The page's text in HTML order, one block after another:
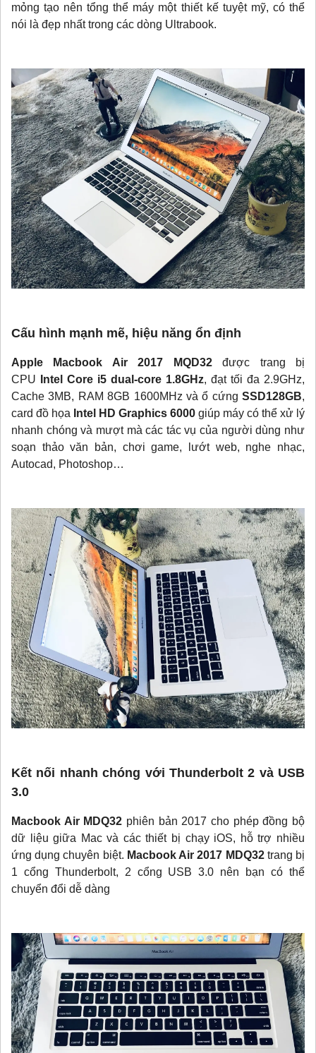
mỏng tạo nên tổng thể máy một thiết kế tuyệt mỹ, có thể
nói là đẹp nhất trong các dòng Ultrabook.
Cấu hình mạnh mẽ, hiệu năng ổn định
Apple Macbook Air 2017 MQD32được trang bị
CPU
Intel Core i5 dual-core 1.8GHz, đạt tối đa 2.9GHz,
Cache 3MB, RAM 8GB 1600MHz và ổ cứng SSD128GB,
card đồ họa Intel HD Graphics 6000 giúp máy có thể xử lý
nhanh chóng và mượt mà các tác vụ của người dùng như
soạn thảo văn bản, chơi game, lướt web, nghe nhạc,
Autocad, Photoshop…
Kết nối nhanh chóng với Thunderbolt 2 và USB
3.0
Macbook Air MDQ32 phiên bản 2017 cho phép đồng bộ
dữ liệu giữa Mac và các thiết bị chạy iOS, hỗ trợ nhiều
ứng dụng chuyên biệt. Macbook Air 2017 MDQ32trang bị
1 cổng Thunderbolt, 2 cổng USB 3.0 nên bạn có thể
chuyển đổi dễ dàng